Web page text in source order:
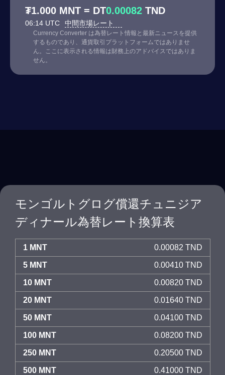
₮1.000 MNT = DT0.00082 TND
06:14 UTC 中間市場レート
Currency Converter は為替レート情報と最新ニュースを提供
するものであり、通貨取引プラットフォームではありませ
ん。ここに表示される情報は財務上のアドバイスではありま
せん。
モンゴルトグログ償還チュニジア
ディナール為替レート換算表
1 MNT 0.00082 TND
5 MNT 0.00410 TND
10 MNT 0.00820 TND
20 MNT 0.01640 TND
50 MNT 0.04100 TND
100 MNT 0.08200 TND
250 MNT 0.20500 TND
500 MNT 0.41000 TND